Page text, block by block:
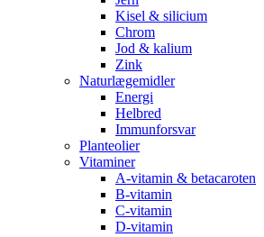
Kisel & silicium
Chrom
Jod & kalium
Zink
Naturlægemidler
Energi
Helbred
Immunforsvar
Planteolier
Vitaminer
A-vitamin & betacaroten
B-vitamin
C-vitamin
D-vitamin